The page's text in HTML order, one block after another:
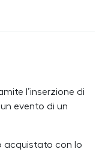
l’inserzione di
evento di un
acquistato con lo